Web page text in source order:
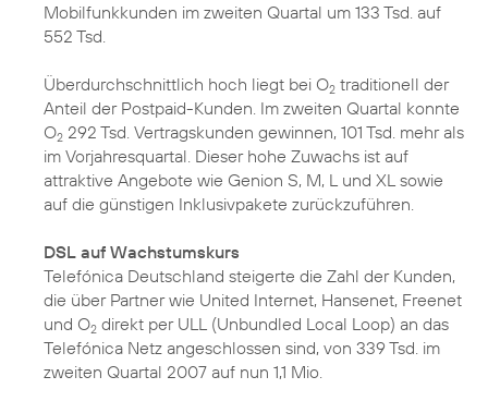
Mobilfunkkunden im zweiten Quartal um 133 Tsd. auf
552 Tsd.
Überdurchschnittlich hoch liegt bei O2 traditionell der
Anteil der Postpaid-Kunden. Im zweiten Quartal konnte
O2 292 Tsd. Vertragskunden gewinnen, 101 Tsd. mehr als
im Vorjahresquartal. Dieser hohe Zuwachs ist auf
attraktive Angebote wie Genion S, M, L und XL sowie
auf die günstigen Inklusivpakete zurückzuführen.
DSL auf Wachstumskurs
Telefónica Deutschland steigerte die Zahl der Kunden,
die über Partner wie United Internet, Hansenet, Freenet
und O2 direkt per ULL (Unbundled Local Loop) an das
Telefónica Netz angeschlossen sind, von 339 Tsd. im
zweiten Quartal 2007 auf nun 1,1 Mio.